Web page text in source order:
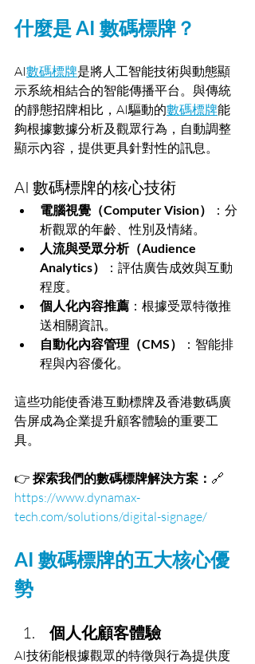
什麼是 AI 數碼標牌？
AI數碼標牌是將人工智能技術與動態顯
示系統相結合的智能傳播平台。與傳統
的靜態招牌相比，AI驅動的數碼標牌能
夠根據數據分析及觀眾行為，自動調整
顯示內容，提供更具針對性的訊息。
AI 數碼標牌的核心技術
電腦視覺（Computer Vision）
：分
析觀眾的年齡、性別及情緒。
人流與受眾分析（Audience
Analytics）
：評估廣告成效與互動
程度。
個人化內容推薦 ：根據受眾特徵推
送相關資訊。
自動化內容管理（CMS）
：智能排
程與內容優化。
這些功能使香港互動標牌及香港數碼廣
告屏成為企業提升顧客體驗的重要工
具。
👉 探索我們的數碼標牌解決方案： 🔗
https://www.dynamax-
tech.com/solutions/digital-signage/
AI 數碼標牌的五大核心優
勢
個人化顧客體驗
AI技術能根據觀眾的特徵與行為提供度